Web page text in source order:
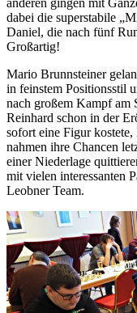
anderen gingen mit
dabei die superstabile
Daniel, die nach fünf
Großartig!
Mario Brunnsteiner
in feinstem Positionsstil
nach großem Kampf am
Reinhard schon in der
sofort eine Figur
nahmen ihre Chancen
einer Niederlage
mit vielen interessanten
Leobner Team.